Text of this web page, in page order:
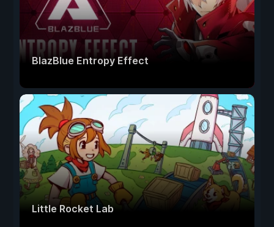
BlazBlue Entropy Effect
Little Rocket Lab